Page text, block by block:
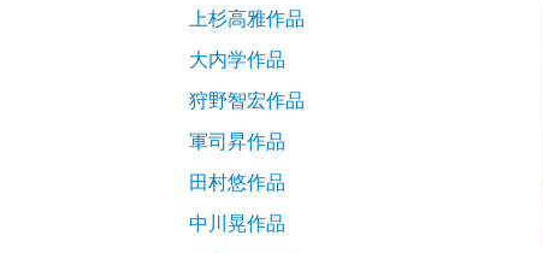
上杉高雅作品
大内学作品
狩野智宏作品
軍司昇作品
田村悠作品
中川晃作品